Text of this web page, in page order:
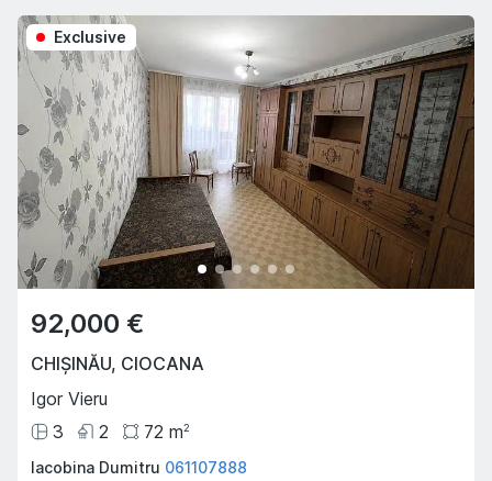
Exclusive
92,000 €
CHIȘINĂU, CIOCANA
Igor Vieru
3
2 72 m2
Iacobina Dumitru 061107888